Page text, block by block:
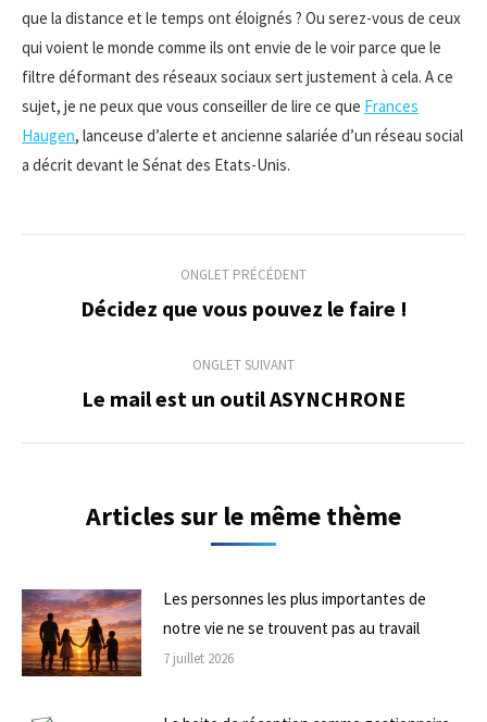
que la distance et le temps ont éloignés ? Ou serez-vous de ceux
qui voient le monde comme ils ont envie de le voir parce que le
filtre déformant des réseaux sociaux sert justement à cela. A ce
sujet, je ne peux que vous conseiller de lire ce que Frances
Haugen, lanceuse d’alerte et ancienne salariée d’un réseau social
a décrit devant le Sénat des Etats-Unis.
commentaire
ONGLET PRÉCÉDENT
Onglet
Décidez que vous pouvez le faire !
ONGLET SUIVANT
Onglet
Le mail est un outil ASYNCHRONE
Articles sur le même thème
Les personnes les plus importantes de
notre vie ne se trouvent pas au travail
7 juillet 2026